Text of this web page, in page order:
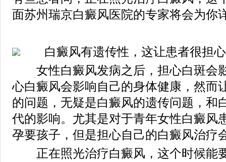
面苏州瑞京白癜风医院的专家将会为你
白癜风有遗传性，这让患者很担
女性白癜风发病之后，担心白斑会
心白癜风会影响自己的身体健康，然而
的问题，无疑是白癜风的遗传问题，和
代的影响。尤其是对于青年女性白癜风
孕要孩子，但是担心自己的白癜风治疗
正在照光治疗白癜风，这个时候能